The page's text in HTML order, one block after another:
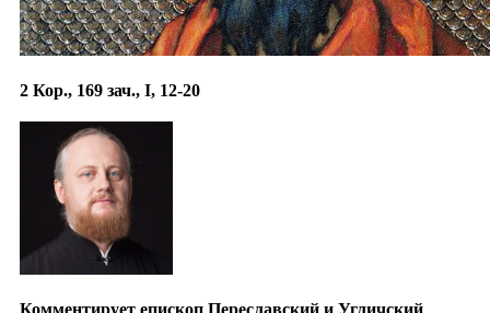
2 Кор., 169 зач., I, 12-20